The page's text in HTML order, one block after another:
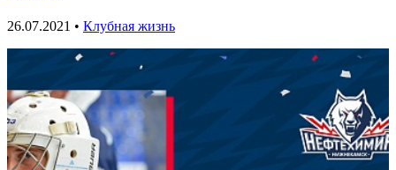
26.07.2021 • Клубная жизнь